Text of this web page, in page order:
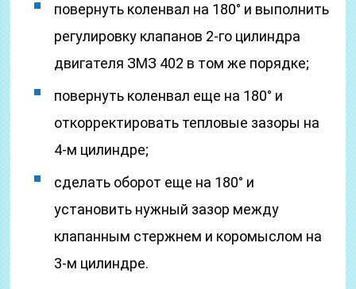
повернуть коленвал на 180° и выполнить
регулировку клапанов 2-го цилиндра
двигателя ЗМЗ 402 в том же порядке;
повернуть коленвал еще на 180° и
откорректировать тепловые зазоры на
4-м цилиндре;
сделать оборот еще на 180° и
установить нужный зазор между
клапанным стержнем и коромыслом на
3-м цилиндре.